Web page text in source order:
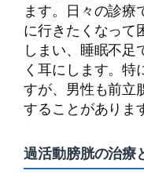
ます。日々の診療
に行きたくなって
しまい、睡眠不足
く耳にします。
すが、男性も前立
することがありま
過活動膀胱の治療